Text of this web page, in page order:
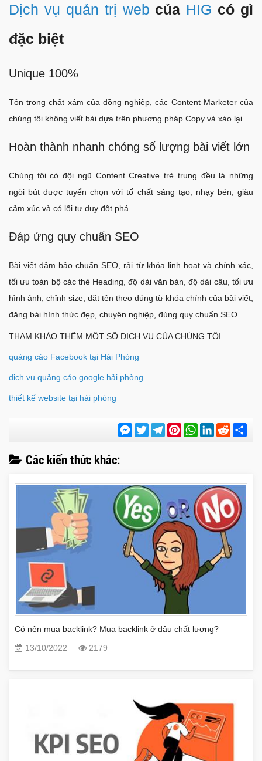
Dịch vụ quản trị web của HIG có gì
đặc biệt
Unique 100%
Tôn trọng chất xám của đồng nghiệp, các Content Marketer của
chúng tôi không viết bài dựa trên phương pháp Copy và xào lại.
Hoàn thành nhanh chóng số lượng bài viết lớn
Chúng tôi có đội ngũ Content Creative trẻ trung đều là những
ngòi bút được tuyển chọn với tố chất sáng tạo, nhạy bén, giàu
cảm xúc và có lối tư duy đột phá.
Đáp ứng quy chuẩn SEO
Bài viết đảm bảo chuẩn SEO, rải từ khóa linh hoạt và chính xác,
tối ưu toàn bộ các thẻ Heading, độ dài văn bản, độ dài câu, tối ưu
hình ảnh, chỉnh size, đặt tên theo đúng từ khóa chính của bài viết,
đăng bài hình thức đẹp, chuyên nghiệp, đúng quy chuẩn SEO.
THAM KHẢO THÊM MỘT SỐ DỊCH VỤ CỦA CHÚNG TÔI
quảng cáo Facebook tại Hải Phòng
dịch vụ quảng cáo google hải phòng
thiết kế website tại hải phòng
Messenger
TwitterTelegramPinterestWhatsApp
LinkedInReddit
Các kiến thức khác:
Có nên mua backlink? Mua backlink ở đâu chất lượng?
13/10/2022
2179